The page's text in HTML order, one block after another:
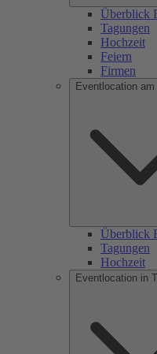
Überblick
Tagungen
Hochzeit
Feiern
Firmen
Eventlocation am
Überblick
Tagungen
Hochzeit
Eventlocation in